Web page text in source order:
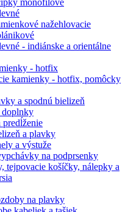
nažehlovacie
- indiánske a orientálne
- hotfix
kamienky - hotfix, pomôcky
a spodnú bielizeň
doplnky
predĺženie
a plavky
a výstuže
na podprsenky
tejpovacie košíčky, nálepky a
na plavky